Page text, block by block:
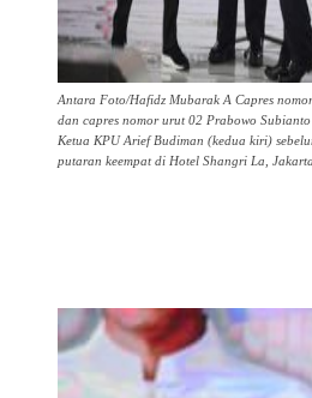
Antara Foto/Hafidz Mubarak A Capres
dan capres nomor urut 02 Prabowo
Ketua KPU Arief Budiman (kedua kiri)
putaran keempat di Hotel Shangri La,